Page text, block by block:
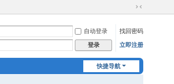
切
到
窄
自动登录
找回密码
登录 立即注册
快捷导航